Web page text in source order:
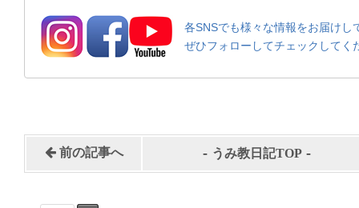
各SNSでも様々な情報をお届けし
ぜひフォローしてチェックしてく
前の記事へ - うみ教日記TOP -